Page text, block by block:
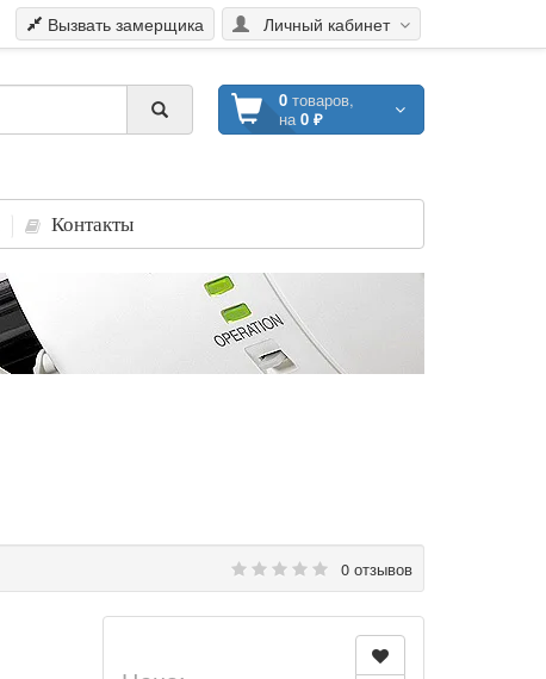
Личный кабинет
Вызвать замерщика
0товаров,
на0 ₽
Контакты
0 отзывов